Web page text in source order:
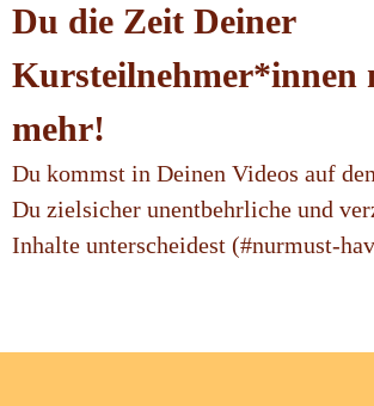
Du die Zeit Deiner
Kursteilnehmer*innen
mehr!
Du kommst in Deinen Videos auf
Du zielsicher unentbehrliche und
Inhalte unterscheidest (#nurmust-